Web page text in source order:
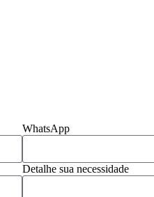
WhatsApp
Detalhe sua necessidade